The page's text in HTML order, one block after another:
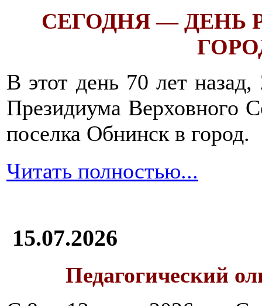
СЕГОДНЯ — ДЕНЬ
В этот день 70 лет
Президиума Верховного
поселка Обнинск в город.
Читать полностью...
15.07.2026
Педагогический